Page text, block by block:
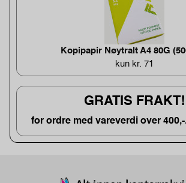
Kopipapir Nøytralt A4 80G
kun kr. 71
GRATIS FRAKT!
for ordre med vareverdi over 400,-